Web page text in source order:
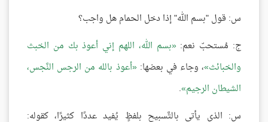
س: قول "بسم الله" إذا دخل الحمام هل واجب؟
ج: مُستحبّ نعم: بسم الله، اللهم إني أعوذ بك من الخبث
والخبائث ، وجاء في بعضها: أعوذ بالله من الرجس النَّجس،
الشيطان الرجيم .
س: الذي يأتي بالتَّسبيح بلفظٍ يُفيد عددًا كثيرًا، كقوله: